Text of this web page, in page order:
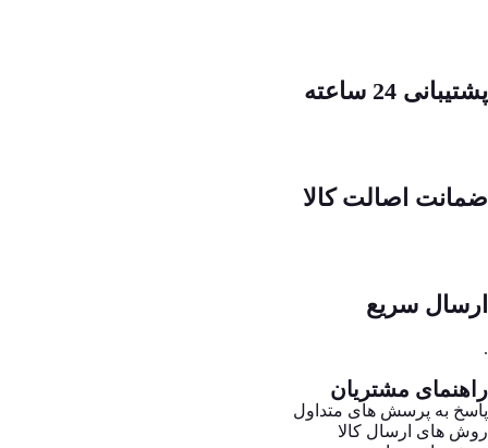
پشتیبانی 24 ساعته
ضمانت اصالت کالا
ارسال سریع
.
راهنمای مشتریان
پاسخ به پرسش های متداول
روش های ارسال کالا